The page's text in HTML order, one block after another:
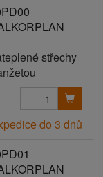
střechy
do 3 dnů